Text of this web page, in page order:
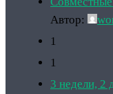
Автор:
1
1
3 недели, 2